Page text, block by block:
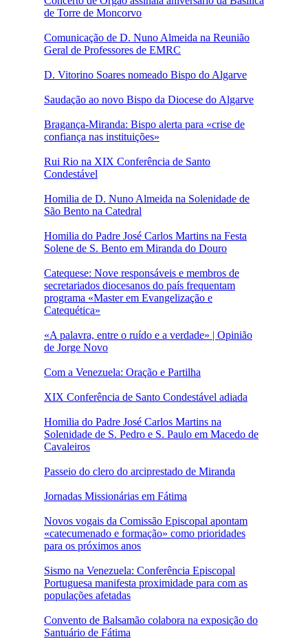
de Torre de Moncorvo
Comunicação de D. Nuno Almeida na Reunião
Geral de Professores de EMRC
D. Vitorino Soares nomeado Bispo do Algarve
Saudação ao novo Bispo da Diocese do Algarve
Bragança-Miranda: Bispo alerta para «crise de
confiança nas instituições»
Rui Rio na XIX Conferência de Santo
Condestável
Homilia de D. Nuno Almeida na Solenidade de
São Bento na Catedral
Homilia do Padre José Carlos Martins na Festa
Solene de S. Bento em Miranda do Douro
Catequese: Nove responsáveis e membros de
secretariados diocesanos do país frequentam
programa «Master em Evangelização e
Catequética»
«A palavra, entre o ruído e a verdade» | Opinião
de Jorge Novo
Com a Venezuela: Oração e Partilha
XIX Conferência de Santo Condestável adiada
Homilia do Padre José Carlos Martins na
Solenidade de S. Pedro e S. Paulo em Macedo de
Cavaleiros
Passeio do clero do arciprestado de Miranda
Jornadas Missionárias em Fátima
Novos vogais da Comissão Episcopal apontam
«catecumenado e formação» como prioridades
para os próximos anos
Sismo na Venezuela: Conferência Episcopal
Portuguesa manifesta proximidade para com as
populações afetadas
Convento de Balsamão colabora na exposição do
Santuário de Fátima